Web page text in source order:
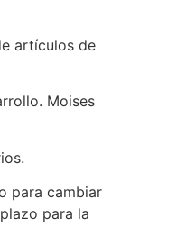
artículos de
Moises
para cambiar
para la